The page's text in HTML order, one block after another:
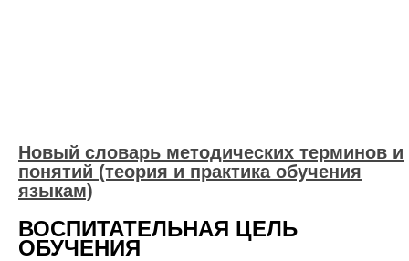
Новый словарь методических терминов и
понятий (теория и практика обучения
языкам)
ВОСПИТАТЕЛЬНАЯ ЦЕЛЬ
ОБУЧЕНИЯ